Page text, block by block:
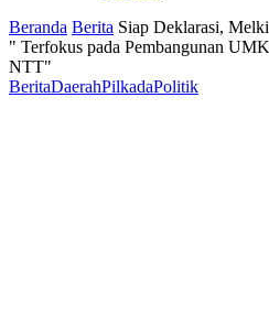
Beranda Berita Siap Deklarasi,
" Terfokus pada Pembangunan
NTT"
BeritaDaerahPilkadaPolitik